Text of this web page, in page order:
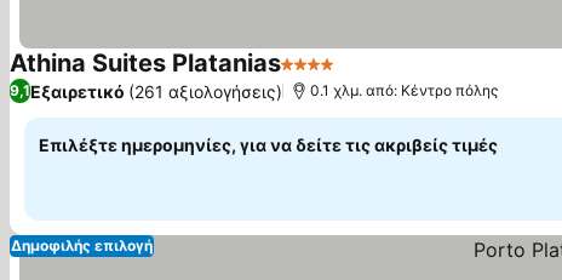
Athina Suites Platanias4 Αστέρια
9,1Εξαιρετικό (261 αξιολογήσεις) 0.1 χλμ. από: Κέντρο πόλης
Επιλέξτε ημερομηνίες, για να δείτε τις ακριβείς τιμές
Δημοφιλής επιλογή